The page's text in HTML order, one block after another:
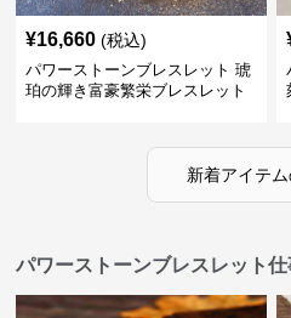
¥16,660 (税込)
パワーストーンブレスレット 琥
珀の輝き富豪繁栄ブレスレット
新着アイテ
パワーストーンブレスレット